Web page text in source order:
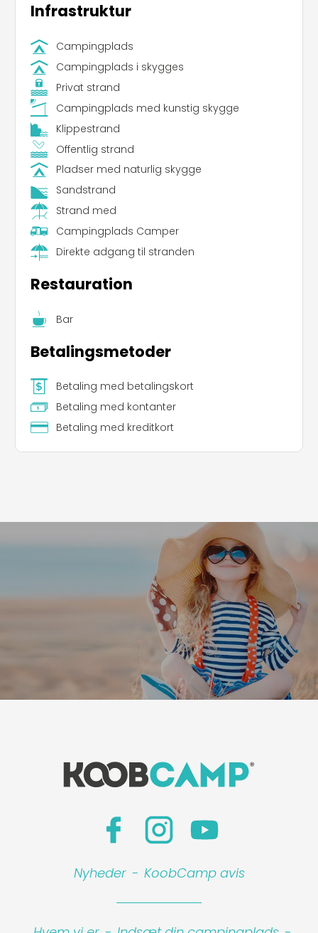
Infrastruktur
Campingplads
Campingplads i skygges
Privat strand
Campingplads med kunstig skygge
Klippestrand
Offentlig strand
Pladser med naturlig skygge
Sandstrand
Strand med
Campingplads Camper
Direkte adgang til stranden
Restauration
Bar
Betalingsmetoder
Betaling med betalingskort
Betaling med kontanter
Betaling med kreditkort
Nyheder - KoobCamp avis